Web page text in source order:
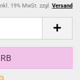
19% MwSt. zzgl. Versand